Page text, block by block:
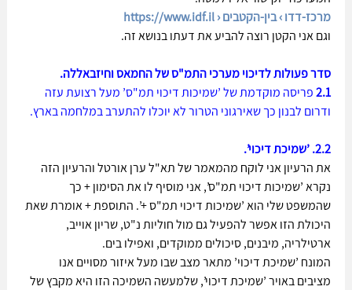
https://www.idf.il › מרכז-דדו › בין-הקטבים
וגם אני הקטן רוצה להביע את דעתו בנושא זה.
סדר פעולות לדיכוי מערכי התמ"ס של החמאס וחיזבאללה.
2.1 פריסה מוקדמת של ’שמיכות דיכוי תמ"ס’ מעל רצועת עזה
ודרום לבנון כך שאירגוני הטרור לא יוכלו להתערב במלחמה בארץ.
2.2. ’שמיכת דיכוי’.
את הרעיון אני לוקח מהמאמר של תא"ל ערן אורטל והרעיון הזה
נקרא ’שמיכות דיכוי תמ"ס’, אני מוסיף לו את הסימון + כך
שהמשפט שלי הוא ’שמיכות דיכוי תמ"ס +’. התוספת + אומרת שאת
היכולת הזו אפשר להפעיל גם מול חוליות נ"ט, שריון אוייב,
ארטילריה, מיבנים, סיכולים ממוקדים, ואפילו בים.
המונח ’שמיכת דיכוי’ מתאר מצב שבו מעל איזור מסויים אנו
מציבים באויר ’שמיכת דיכוי’, שלמעשה השמיכה הזו היא מקבץ של